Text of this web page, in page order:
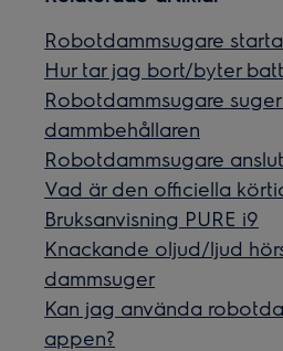
Robotdammsugare
Hur tar jag bort/byter
Robotdammsugare
dammbehållaren
Robotdammsugare
Vad är den officiella
Bruksanvisning PURE i9
Knackande oljud/ljud
dammsuger
Kan jag använda
appen?